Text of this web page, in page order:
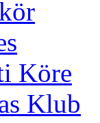
Köre
Klub